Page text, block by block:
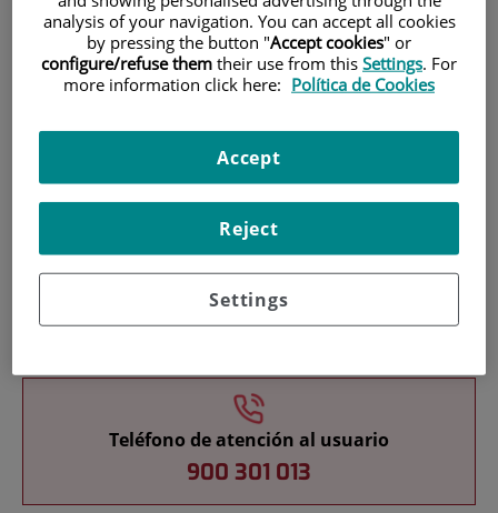
Investigación
Docencia
Teléfono de atención al usuario
900 301 013
analysis of your navigation. You can accept all cookies
by pressing the button "Accept cookies" or
configure/refuse them their use from this Settings. For
more information click here: Política de Cookies
Settings
Reject
Accept